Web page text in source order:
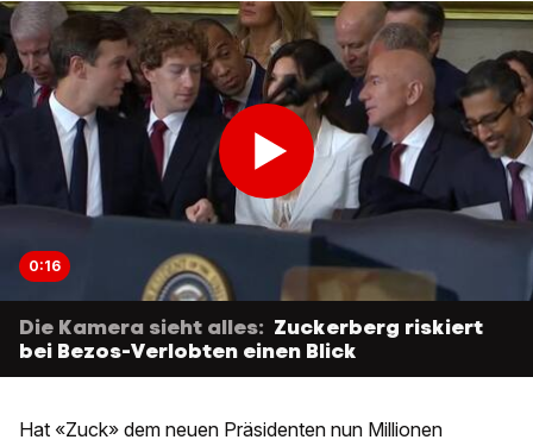
0:16
Die Kamera sieht alles: Zuckerberg riskiert
bei Bezos-Verlobten einen Blick
Hat «Zuck» dem neuen Präsidenten nun Millionen